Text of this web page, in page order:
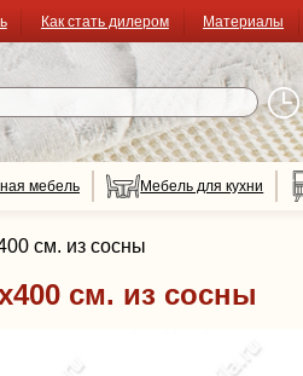
Как стать дилером Материалы
мебель Мебель для кухни
см. из сосны
см. из сосны